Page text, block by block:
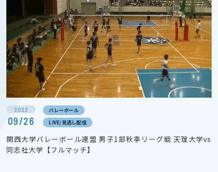
2023
09/26
バレーボール
LIVE/見逃し配信
関西大学バレーボール連盟 男子1部秋季リーグ戦 天理大学vs
同志社大学【フルマッチ】